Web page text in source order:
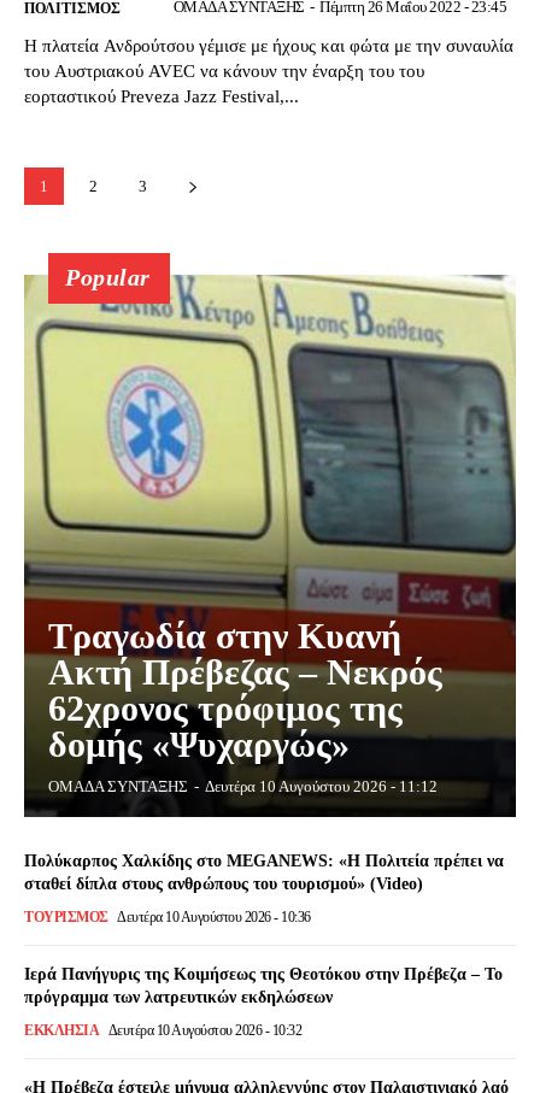
ΠΟΛΙΤΙΣΜΌΣ ΟΜΑΔΑ ΣΥΝΤΑΞΗΣ - Πέμπτη 26 Μαΐου 2022 - 23:45
Η πλατεία Ανδρούτσου γέμισε με ήχους και φώτα με την συναυλία
του Αυστριακού AVEC να κάνουν την έναρξη του του
εορταστικού Preveza Jazz Festival,...
1 2 3
Popular
Τραγωδία στην Κυανή
Ακτή Πρέβεζας – Νεκρός
62χρονος τρόφιμος της
δομής «Ψυχαργώς»
ΟΜΑΔΑ ΣΥΝΤΑΞΗΣ - Δευτέρα 10 Αυγούστου 2026 - 11:12
Πολύκαρπος Χαλκίδης στο MEGANEWS: «Η Πολιτεία πρέπει να
σταθεί δίπλα στους ανθρώπους του τουρισμού» (Video)
ΤΟΥΡΙΣΜΟΣ Δευτέρα 10 Αυγούστου 2026 - 10:36
Ιερά Πανήγυρις της Κοιμήσεως της Θεοτόκου στην Πρέβεζα – Το
πρόγραμμα των λατρευτικών εκδηλώσεων
ΕΚΚΛΗΣΙΑ Δευτέρα 10 Αυγούστου 2026 - 10:32
«Η Πρέβεζα έστειλε μήνυμα αλληλεγγύης στον Παλαιστινιακό λαό